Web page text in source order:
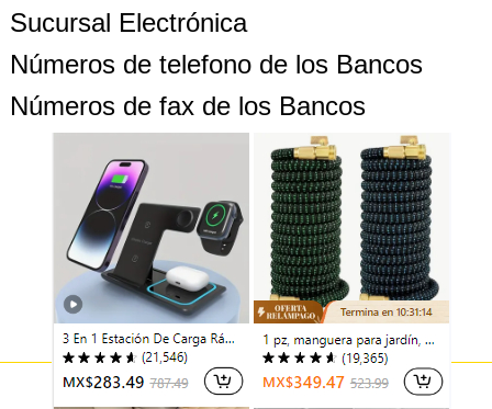
Sucursal Electrónica
Números de telefono de los Bancos
Números de fax de los Bancos